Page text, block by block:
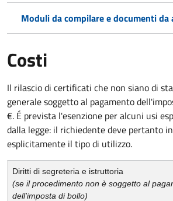
Moduli da compilare e documenti da
Costi
Il rilascio di certificati che non siano di
generale soggetto al pagamento
€. É prevista l'esenzione per alcuni usi
dalla legge: il richiedente deve pertanto
esplicitamente il tipo di utilizzo.
Diritti di segreteria e istruttoria
(se il procedimento non è soggetto al
dell'imposta di bollo)